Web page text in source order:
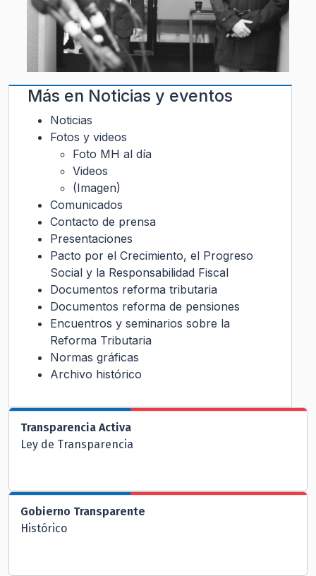
Más en Noticias y eventos
Noticias
Fotos y videos
Foto MH al día
Videos
(Imagen)
Comunicados
Contacto de prensa
Presentaciones
Pacto por el Crecimiento, el Progreso
Social y la Responsabilidad Fiscal
Documentos reforma tributaria
Documentos reforma de pensiones
Encuentros y seminarios sobre la
Reforma Tributaria
Normas gráficas
Archivo histórico
Transparencia Activa
Ley de Transparencia
Gobierno Transparente
Histórico